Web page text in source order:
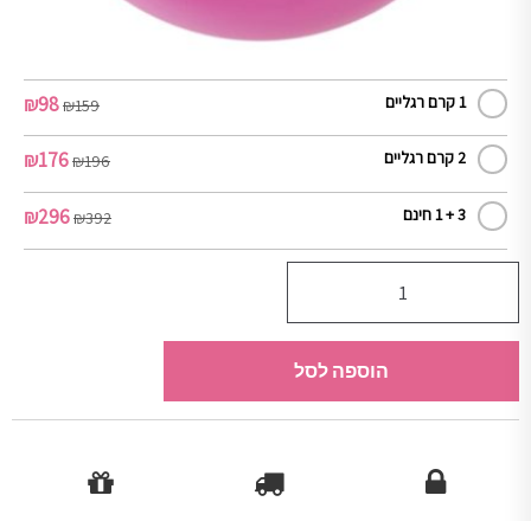
1 קרם רגליים ₪159
₪98
2 קרם רגליים ₪196
₪176
3 + 1 חינם ₪392
₪296
הוספה לסל